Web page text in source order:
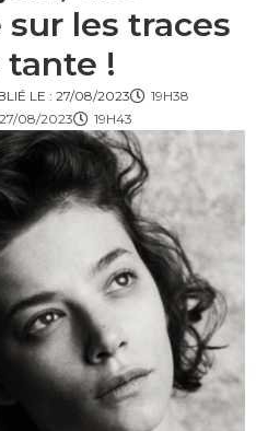
les traces
tante !
LE : 27/08/2023
19H38
08/2023
19H43